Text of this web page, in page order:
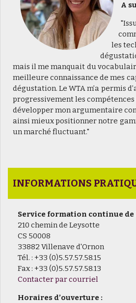
A
les
mais il me manquait du
meilleure connaissance de mes
dégustation. Le WTA m’a permis
progressivement les
développer mon argumentaire
ainsi mieux positionner notre
un marché fluctuant."
INFORMATIONS
Service formation continue de
210 chemin de Leysotte
CS 50008
33882 Villenave d'Ornon
Tél. : +33 (0)5.57.57.58.15
Fax : +33 (0)5.57.57.58.13
Contacter par courriel
Horaires d’ouverture :